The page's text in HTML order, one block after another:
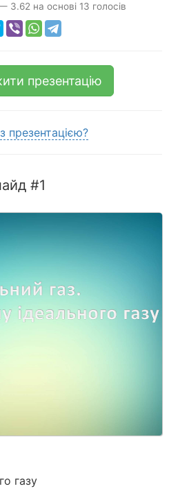
3.62 на основі 13 голосів
презентацію
презентацією?
#1
газу